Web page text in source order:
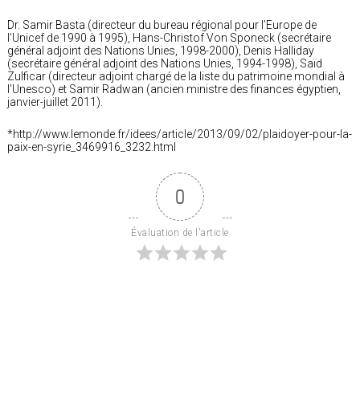
Dr. Samir Basta (directeur du bureau régional pour l’Europe de
l’Unicef de 1990 à 1995), Hans-Christof Von Sponeck (secrétaire
général adjoint des Nations Unies, 1998-2000), Denis Halliday
(secrétaire général adjoint des Nations Unies, 1994-1998), Saïd
Zulficar (directeur adjoint chargé de la liste du patrimoine mondial à
l’Unesco) et Samir Radwan (ancien ministre des finances égyptien,
janvier-juillet 2011).
*http://www.lemonde.fr/idees/article/2013/09/02/plaidoyer-pour-la-
paix-en-syrie_3469916_3232.html
0
Évaluation de l'article